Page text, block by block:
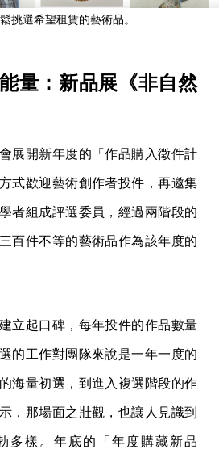
挑選希望租賃的藝術品。
量：新品展《非自然
展開新年度的「作品購入徵件計
式歡迎藝術創作者投件，再邀集
者組成評選委員，經過兩階段的
百件不等的藝術品作為該年度的
立起口碑，每年投件的作品數量
的工作對團隊來說是一年一度的
海量初選，到進入複選階段的作
，那場面之壯觀，也讓人見識到
多樣。年底的「年度購藏新品